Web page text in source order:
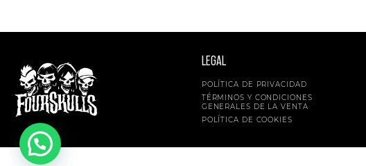
LEGAL
POLÍTICA DE PRIVACIDAD
TÉRMINOS Y CONDICIONES
GENERALES DE LA VENTA
POLÍTICA DE COOKIES